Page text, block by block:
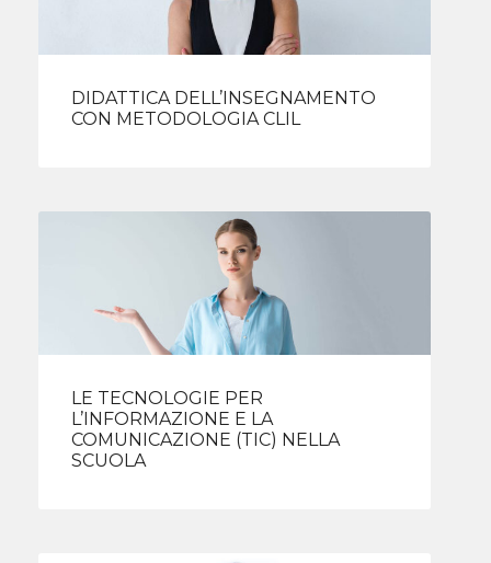
DIDATTICA DELL’INSEGNAMENTO
CON METODOLOGIA CLIL
LE TECNOLOGIE PER
L’INFORMAZIONE E LA
COMUNICAZIONE (TIC) NELLA
SCUOLA